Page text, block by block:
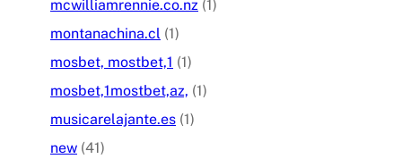
mcwilliamrennie.co.nz (1)
montanachina.cl (1)
mosbet, mostbet,1 (1)
mosbet,1mostbet,az, (1)
musicarelajante.es (1)
new (41)